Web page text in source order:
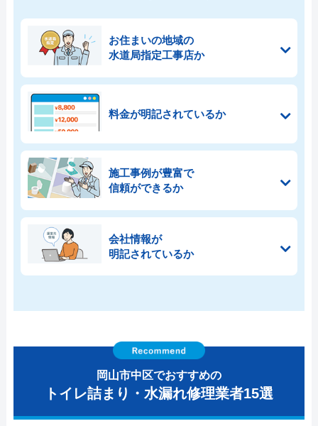
お住まいの地域の
水道局指定工事店か
料金が明記されているか
施工事例が豊富で
信頼ができるか
会社情報が
明記されているか
岡山市中区でおすすめの
トイレ詰まり・水漏れ修理業者15選